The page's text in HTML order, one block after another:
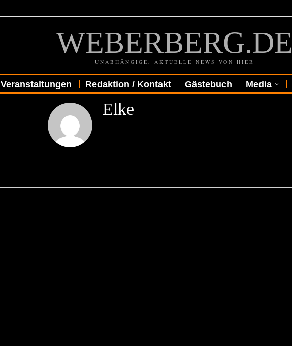
WEBERBERG.DE
UNABHÄNGIGE, AKTUELLE NEWS VON HIER
Veranstaltungen Redaktion / Kontakt Gästebuch Media
Elke